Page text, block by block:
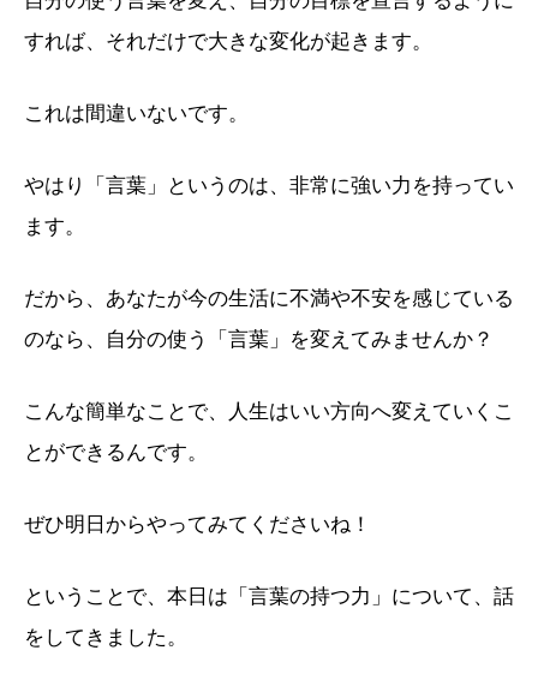
すれば、それだけで大きな変化が起きます。
これは間違いないです。
やはり「言葉」というのは、非常に強い力を持ってい
ます。
だから、あなたが今の生活に不満や不安を感じている
のなら、自分の使う「言葉」を変えてみませんか？
こんな簡単なことで、人生はいい方向へ変えていくこ
とができるんです。
ぜひ明日からやってみてくださいね！
ということで、本日は「言葉の持つ力」について、話
をしてきました。